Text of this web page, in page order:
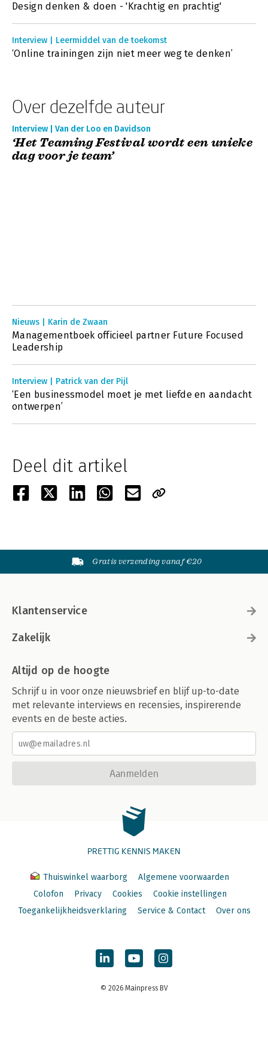
Design denken & doen - 'Krachtig en prachtig'
Interview | Leermiddel van de toekomst
‘Online trainingen zijn niet meer weg te denken’
Over dezelfde auteur
Interview | Van der Loo en Davidson
‘Het Teaming Festival wordt een unieke
dag voor je team’
Nieuws | Karin de Zwaan
Managementboek officieel partner Future Focused
Leadership
Interview | Patrick van der Pijl
‘Een businessmodel moet je met liefde en aandacht
ontwerpen’
Deel dit artikel
Gratis verzending vanaf €20
Klantenservice
Zakelijk
Altijd op de hoogte
Schrijf u in voor onze nieuwsbrief en blijf up-to-date
met relevante interviews en recensies, inspirerende
events en de beste acties.
Aanmelden
PRETTIG KENNIS MAKEN
Thuiswinkel waarborg
Algemene voorwaarden
Colofon
Privacy Cookies
Cookie instellingen
Toegankelijkheidsverklaring
Service & Contact Over ons
© 2026 Mainpress BV